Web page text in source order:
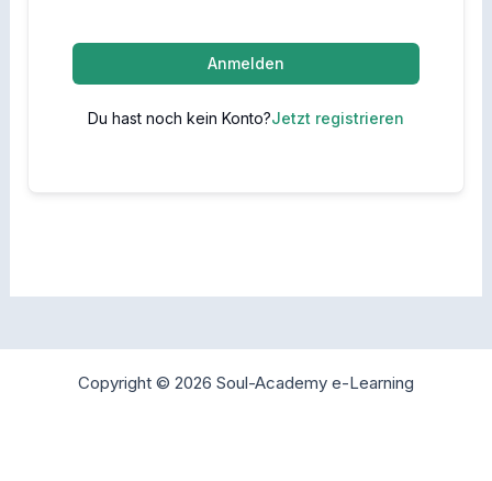
Anmelden
Du hast noch kein Konto?Jetzt registrieren
Copyright © 2026 Soul-Academy e-Learning